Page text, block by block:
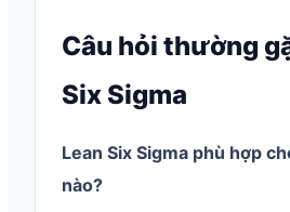
Câu hỏi thường
Six Sigma
Lean Six Sigma phù hợp
nào?